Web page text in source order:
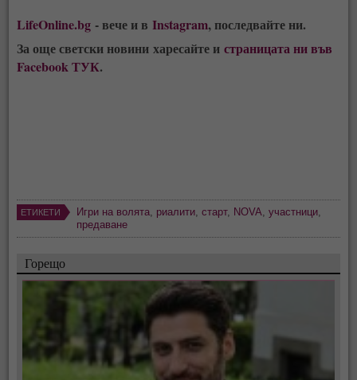
LifeOnline.bg - вече и вInstagram, последвайте ни.
За още светски новини харесайте истраницата ни във
Facebook ТУК.
ЕТИКЕТИ Игри на волята риалити ,старт, NOVA ,участници
предаване
Горещо